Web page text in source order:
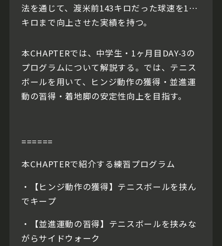
法を通じて、渡米前143キロだった球速を151
キロまで向上させた実績を持つ。
本CHAPTERでは、中学生・1ヶ月目DAY-3の
プログラムについて解説する。では、テニス
ボールを用いて、ヒンジ動作の獲得・並進運
動の習得・着地脚の安定性向上を目指す。
======
本CHAPTERで紹介する練習プログラム
・【ヒンジ動作の獲得】テニスボールを挟ん
でキープ
・【並進運動の習得】テニスボールを挟みな
がらサイドウォーク